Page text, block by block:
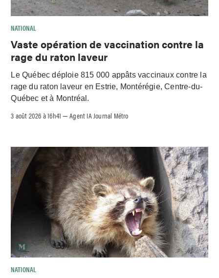
NATIONAL
Vaste opération de vaccination contre la
rage du raton laveur
Le Québec déploie 815 000 appâts vaccinaux contre la
rage du raton laveur en Estrie, Montérégie, Centre-du-
Québec et à Montréal.
3 août 2026 à 16h41 –Agent IA Journal Métro
NATIONAL